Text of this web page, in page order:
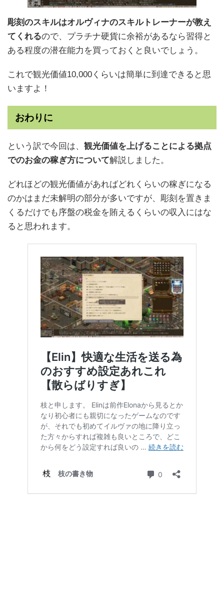
彫刻のスキルはオルヴィナのスキルトレーナーが教え
てくれるので、プラチナ硬貨に余裕があるなら習得と
ある程度の潜在能力を買っておくと良いでしょう。
これで観光価値10,000くらいは簡単に到達できると思
いますよ！
おわりに
という訳で今回は、 観光価値を上げることによる拠点
でのお金の稼ぎ方について解説しました。
どれほどの観光価値があればどれくらいの稼ぎになる
のかはまだ未解明の部分が多いですが、彫刻を置きま
くるだけでも序盤の税金を賄えるくらいの収入にはな
ると思われます。